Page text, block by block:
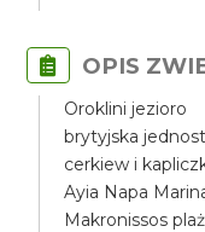
OPIS
Oroklini jezioro
brytyjska
cerkiew i
Ayia Napa
Makronissos